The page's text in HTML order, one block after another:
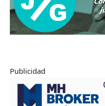
Publicidad